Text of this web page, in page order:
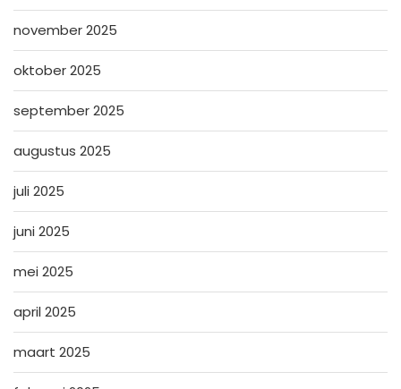
november 2025
oktober 2025
september 2025
augustus 2025
juli 2025
juni 2025
mei 2025
april 2025
maart 2025